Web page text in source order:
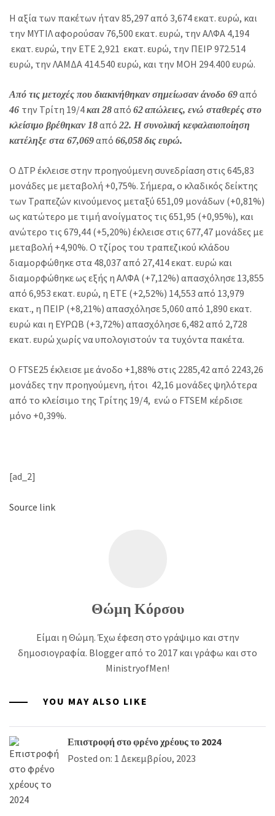
Η αξία των πακέτων ήταν 85,297 από 3,674 εκατ. ευρώ, και
την ΜΥΤΙΛ αφορούσαν 76,500 εκατ. ευρώ, την ΑΛΦΑ 4,194
εκατ. ευρώ, την ΕΤΕ 2,921 εκατ. ευρώ, την ΠΕΙΡ 972.514
ευρώ, την ΛΑΜΔΑ 414.540 ευρώ, και την ΜΟΗ 294.400 ευρώ.
Από τις μετοχές που διακινήθηκαν σημείωσαν άνοδο 69από
46 την Τρίτη 19/4και 28από 62απώλειες, ενώ σταθερές στο
κλείσιμο βρέθηκαν 18από 22. Η συνολική κεφαλαιοποίηση
κατέληξε στα 67,069από 66,058δις ευρώ.
Ο ΔΤΡ έκλεισε στην προηγούμενη συνεδρίαση στις 645,83
μονάδες με μεταβολή +0,75%. Σήμερα, ο κλαδικός δείκτης
των Τραπεζών κινούμενος μεταξύ 651,09 μονάδων (+0,81%)
ως κατώτερο με τιμή ανοίγματος τις 651,95 (+0,95%), και
ανώτερο τις 679,44 (+5,20%) έκλεισε στις 677,47 μονάδες με
μεταβολή +4,90%. Ο τζίρος του τραπεζικού κλάδου
διαμορφώθηκε στα 48,037 από 27,414 εκατ. ευρώ και
διαμορφώθηκε ως εξής η ΑΛΦΑ (+7,12%) απασχόλησε 13,855
από 6,953 εκατ. ευρώ, η ΕΤΕ (+2,52%) 14,553 από 13,979
εκατ., η ΠΕΙΡ (+8,21%) απασχόλησε 5,060 από 1,890 εκατ.
ευρώ και η ΕΥΡΩΒ (+3,72%) απασχόλησε 6,482 από 2,728
εκατ. ευρώ χωρίς να υπολογιστούν τα τυχόντα πακέτα.
Ο FTSE25 έκλεισε με άνοδο +1,88% στις 2285,42 από 2243,26
μονάδες την προηγούμενη, ήτοι 42,16 μονάδες ψηλότερα
από το κλείσιμο της Τρίτης 19/4, ενώ ο FTSEΜ κέρδισε
μόνο +0,39%.
[ad_2]
Source link
Θώμη Κόρσου
Είμαι η Θώμη. Έχω έφεση στο γράψιμο και στην
δημοσιογραφία. Blogger από το 2017 και γράφω και στο
MinistryofMen!
YOU MAY ALSO LIKE
Επιστροφή στο φρένο χρέους το 2024
Posted on: 1 Δεκεμβρίου, 2023